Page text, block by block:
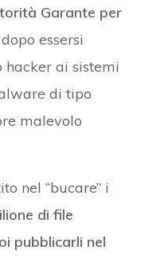
Garante per
dopo essersi
ai sistemi
di tipo
malevolo
nel “bucare” i
di file
pubblicarli nel